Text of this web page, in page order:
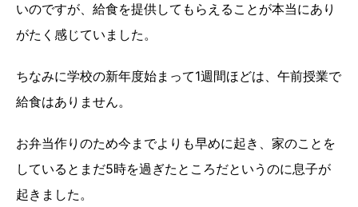
いのですが、給食を提供してもらえることが本当にあり
がたく感じていました。
ちなみに学校の新年度始まって1週間ほどは、午前授業で
給食はありません。
お弁当作りのため今までよりも早めに起き、家のことを
しているとまだ5時を過ぎたところだというのに息子が
起きました。